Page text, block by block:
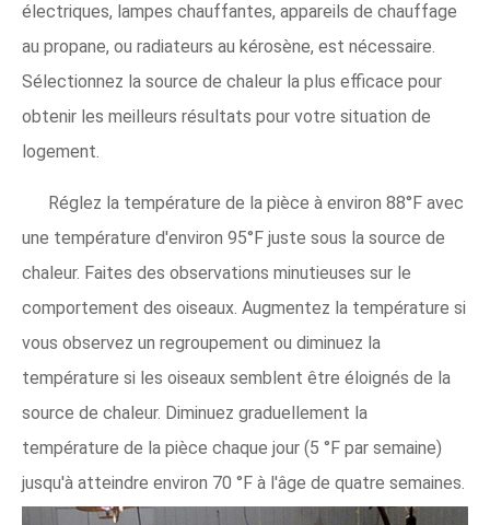
électriques, lampes chauffantes, appareils de chauffage
au propane, ou radiateurs au kérosène, est nécessaire.
Sélectionnez la source de chaleur la plus efficace pour
obtenir les meilleurs résultats pour votre situation de
logement.
Réglez la température de la pièce à environ 88°F avec
une température d'environ 95°F juste sous la source de
chaleur. Faites des observations minutieuses sur le
comportement des oiseaux. Augmentez la température si
vous observez un regroupement ou diminuez la
température si les oiseaux semblent être éloignés de la
source de chaleur. Diminuez graduellement la
température de la pièce chaque jour (5 °F par semaine)
jusqu'à atteindre environ 70 °F à l'âge de quatre semaines.